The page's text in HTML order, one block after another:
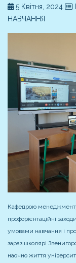
5 Квітня, 2024
НАВЧАННЯ
Кафедрою
профорієнтаційні
умовами навчання і
зараз школярі
наочно життя